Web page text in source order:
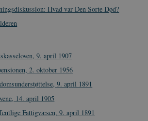
Hvad var Den Sorte Død?
9. april 1907
2. oktober 1956
9. april 1891
14. april 1905
Fattigvæsen, 9. april 1891